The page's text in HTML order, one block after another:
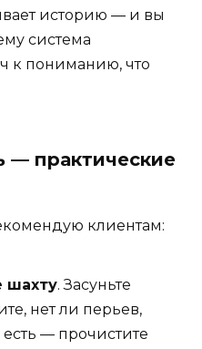
историю — и вы
система
к пониманию, что
— практические
клиентам:
шахту. Засуньте
нет ли перьев,
— прочистите